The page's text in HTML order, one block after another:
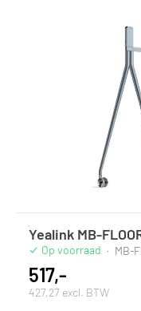
Yealink MB-
Op voorraad · MB-
517,-
427,27 excl. BTW